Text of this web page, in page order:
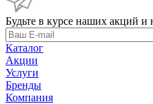
Будьте в курсе наших акций и
Каталог
Акции
Услуги
Бренды
Компания